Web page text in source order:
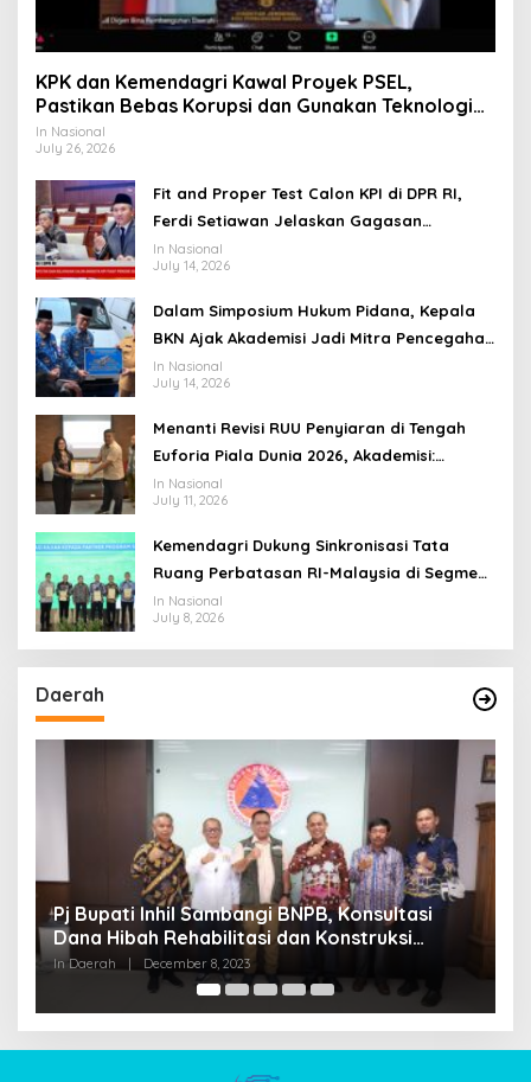
KPK dan Kemendagri Kawal Proyek PSEL,
Pastikan Bebas Korupsi dan Gunakan Teknologi
Ramah Lingkungan
In Nasional
July 26, 2026
Fit and Proper Test Calon KPI di DPR RI,
Ferdi Setiawan Jelaskan Gagasan
Transformasi Menuju Ekosistem Penyiaran
yang Adaptif
In Nasional
July 14, 2026
Dalam Simposium Hukum Pidana, Kepala
BKN Ajak Akademisi Jadi Mitra Pencegahan
Tindak Pidana di Birokrasi
In Nasional
July 14, 2026
Menanti Revisi RUU Penyiaran di Tengah
Euforia Piala Dunia 2026, Akademisi:
Jangan Terus Jadi “Messi dan Ronaldo”
Legislasi
In Nasional
July 11, 2026
Kemendagri Dukung Sinkronisasi Tata
Ruang Perbatasan RI-Malaysia di Segmen
Sinapad-Sesai
In Nasional
July 8, 2026
Daerah
Pj Bupati Inhil Sambangi BNPB, Konsultasi
Dana Hibah Rehabilitasi dan Konstruksi
Pascabencana
In Daerah | December 8, 2023